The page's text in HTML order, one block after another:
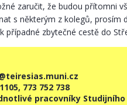
zaručit, že budou přítomni
s některým z kolegů, prosím
případné zbytečné cestě do
773 752 738
pracovníky Studijního